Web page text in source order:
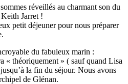
réveillés au charmant son du
Jarret !
petit déjeuner pour nous préparer
du fabuleux marin :
« théoriquement » ( sauf quand Lisa
la fin du séjour. Nous avons
de Glénan.